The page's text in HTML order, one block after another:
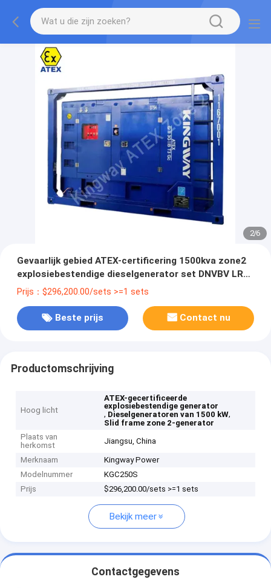
2/6
Gevaarlijk gebied ATEX-certificering 1500kva zone2
explosiebestendige dieselgenerator set DNVBV LR
2.7-1 skid frame
Prijs：$296,200.00/sets >=1 sets
Beste prijs Contact nu
Productomschrijving
Hoog licht
ATEX-gecertificeerde
explosiebestendige generator
, Dieselgeneratoren van 1500 kW,
Slid frame zone 2-generator
Plaats van
herkomst
Jiangsu, China
Merknaam
Kingway Power
Modelnummer
KGC250S
Prijs
$296,200.00/sets >=1 sets
Bekijk meer
Contactgegevens